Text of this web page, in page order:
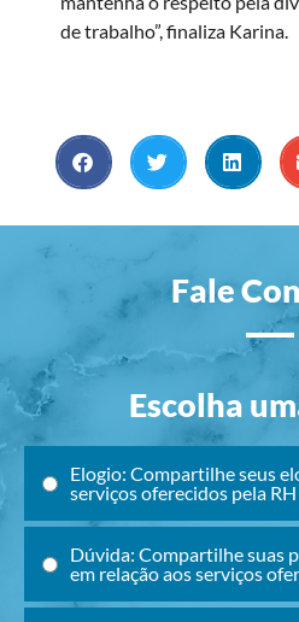
de trabalho”, finaliza Karina.
Fale
Escolha
Elogio: Compartilhe seus
serviços oferecidos pela RH
Dúvida: Compartilhe suas
em relação aos serviços